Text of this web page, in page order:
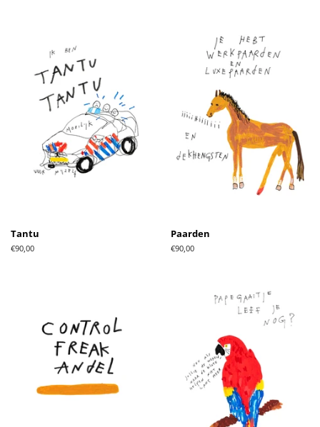
Tantu
Normale
€90,00
Paarden
Normale
€90,00